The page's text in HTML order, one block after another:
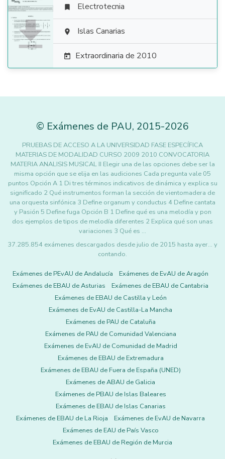

 Electrotecnia
 Islas Canarias
 Extraordinaria de 2010
© Exámenes de PAU, 2015-2026
PRUEBAS DE ACCESO A LA UNIVERSIDAD FASE ESPECÍFICA
MATERIAS DE MODALIDAD CURSO 2009 2010 CONVOCATORIA
MATERIA ANALISIS MUSICAL II Elegir una de las opciones debe ser la
misma opción que se elija en las audiciones Cada pregunta vale 05
puntos Opción A 1 Di tres términos indicativos de dinámica y explica su
significado 2 Qué instrumentos forman la sección de vientomadera de
una orquesta sinfónica 3 Define organum y conductus 4 Define cantata
y Pasión 5 Define fuga Opción B 1 Define qué es una melodía y pon
dos ejemplos de tipos de melodía diferentes 2 Explica qué son unas
variaciones 3 Qué es …
37.285.854 exámenes descargados desde julio de 2015 hasta ayer... y
contando.
Exámenes de PEvAU de Andalucía
Exámenes de EvAU de Aragón
Exámenes de EBAU de Asturias
Exámenes de EBAU de Cantabria
Exámenes de EBAU de Castilla y León
Exámenes de EvAU de Castilla-La Mancha
Exámenes de PAU de Cataluña
Exámenes de PAU de Comunidad Valenciana
Exámenes de EvAU de Comunidad de Madrid
Exámenes de EBAU de Extremadura
Exámenes de EBAU de Fuera de España (UNED)
Exámenes de ABAU de Galicia
Exámenes de PBAU de Islas Baleares
Exámenes de EBAU de Islas Canarias
Exámenes de EBAU de La Rioja
Exámenes de EvAU de Navarra
Exámenes de EAU de País Vasco
Exámenes de EBAU de Región de Murcia